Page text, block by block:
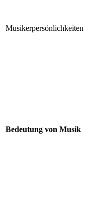
Musikerpersönlichkeiten
Bedeutung von Musik